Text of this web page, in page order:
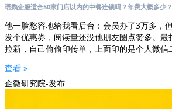
语鹦企服适合50家门店以内的中餐连锁吗？年费大概多少？
他一脸愁容地给我看后台：会员办了3万多，
发个优惠券，阅读量还没他朋友圈点赞多。最
拉新，自己偷偷印传单，上面印的是个人微信
查看 »
企微研究院-发布